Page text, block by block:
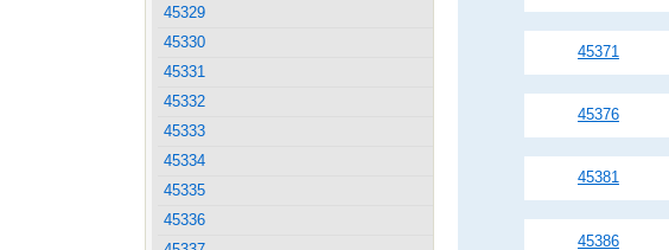
45371
45376
45381
45386
45329
45330
45331
45332
45333
45334
45335
45336